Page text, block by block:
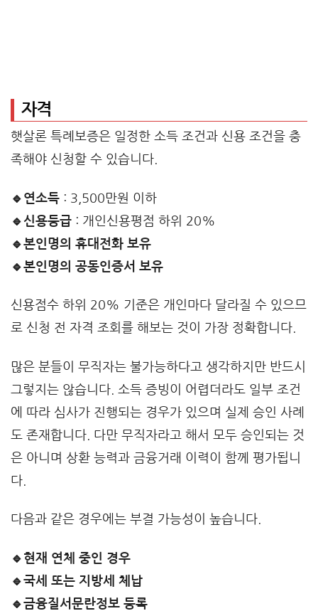
자격
햇살론 특례보증은 일정한 소득 조건과 신용 조건을 충
족해야 신청할 수 있습니다.
🔹연소득 : 3,500만원 이하
🔹신용등급 : 개인신용평점 하위 20%
🔹본인명의 휴대전화 보유
🔹본인명의 공동인증서 보유
신용점수 하위 20% 기준은 개인마다 달라질 수 있으므
로 신청 전 자격 조회를 해보는 것이 가장 정확합니다.
많은 분들이 무직자는 불가능하다고 생각하지만 반드시
그렇지는 않습니다. 소득 증빙이 어렵더라도 일부 조건
에 따라 심사가 진행되는 경우가 있으며 실제 승인 사례
도 존재합니다. 다만 무직자라고 해서 모두 승인되는 것
은 아니며 상환 능력과 금융거래 이력이 함께 평가됩니
다.
다음과 같은 경우에는 부결 가능성이 높습니다.
🔹현재 연체 중인 경우
🔹국세 또는 지방세 체납
🔹금융질서문란정보 등록